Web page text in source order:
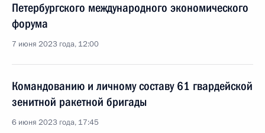
Петербургского международного экономического
форума
7 июня 2023 года, 12:00
Командованию и личному составу 61 гвардейской
зенитной ракетной бригады
6 июня 2023 года, 17:45